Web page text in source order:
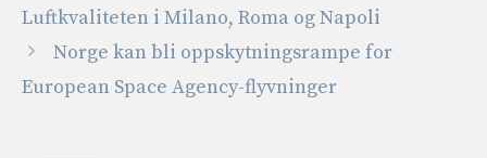
Luftkvaliteten i Milano, Roma og Napoli
Norge kan bli oppskytningsrampe for
European Space Agency-flyvninger